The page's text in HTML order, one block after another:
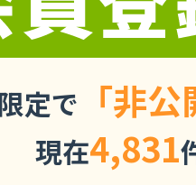
定で 「非
現在4,831